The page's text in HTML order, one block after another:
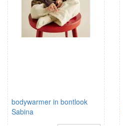
bodywarmer in bontlook
Sabina